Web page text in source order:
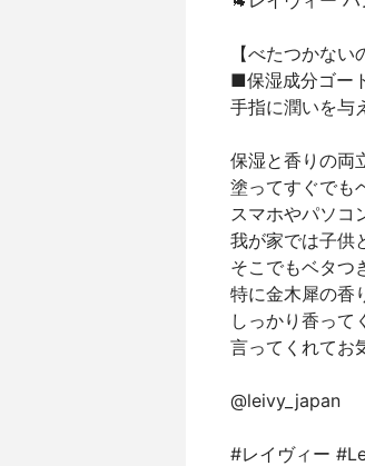
【べたつかな
■保湿成分ゴー
手指に潤いを与
保湿と香りの両
塗ってすぐでも
スマホやパソコ
我が家では子供
そこでもベタつ
特に金木犀の香
しっかり香って
言ってくれてお
@leivy_japan
#レイヴィー